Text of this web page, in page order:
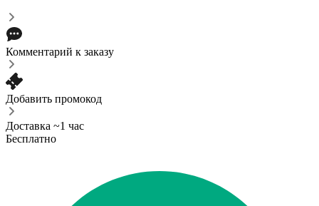
Комментарий к заказу
Добавить промокод
Доставка ~1 час
Бесплатно